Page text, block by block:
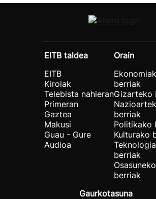
EITB taldea
EITB
Kirolak
Telebista nahieran
Primeran
Gaztea
Makusi
Guau - Gure
Audioa
Orain
berriak
Gizarteko
berriak
Politikako
Kulturako
berriak
Osasuneko
berriak
Gaurkotasuna